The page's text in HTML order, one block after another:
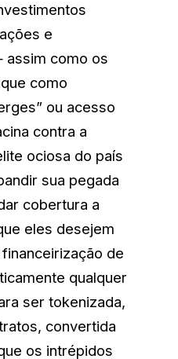
e
como os
como
ou acesso
contra a
ociosa do país
sua pegada
cobertura a
eles desejem
de
qualquer
ser tokenizada,
convertida
os intrépidos